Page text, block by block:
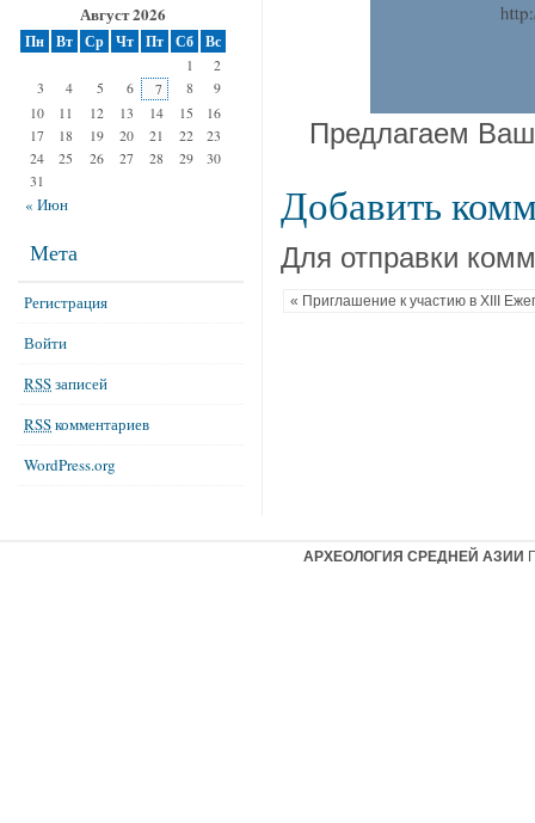
Предлагаем
Добавить
Для отправки
« Приглашение к участию в ХIII
Август 2026
Пн Вт Ср Чт Пт Сб Вс
« Июн
1
2
3
4 5 6 7 8
9
10
11 12 13 14 15
16
17
18 19 20 21 22
23
24
25 26 27 28 29
30
31
Мета
Регистрация
Войти
RSSзаписей
RSSкомментариев
WordPress.org
АРХЕОЛОГИЯ СРЕДНЕЙ АЗИИ